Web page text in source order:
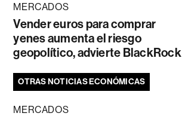
MERCADOS
Vender euros para comprar
yenes aumenta el riesgo
geopolítico, advierte BlackRock
OTRAS NOTICIAS ECONÓMICAS
MERCADOS